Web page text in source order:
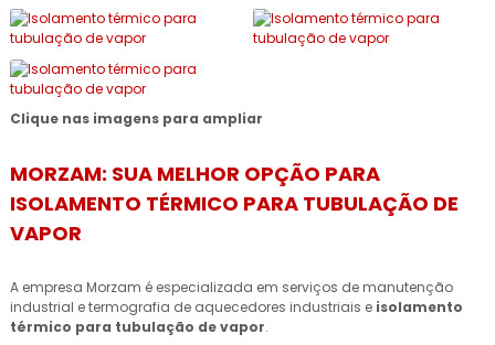
Clique nas imagens para ampliar
MORZAM: SUA MELHOR OPÇÃO PARA
ISOLAMENTO TÉRMICO PARA TUBULAÇÃO DE
VAPOR
A empresa Morzam é especializada em serviços de manutenção
industrial e termografia de aquecedores industriais e isolamento
térmico para tubulação de vapor.